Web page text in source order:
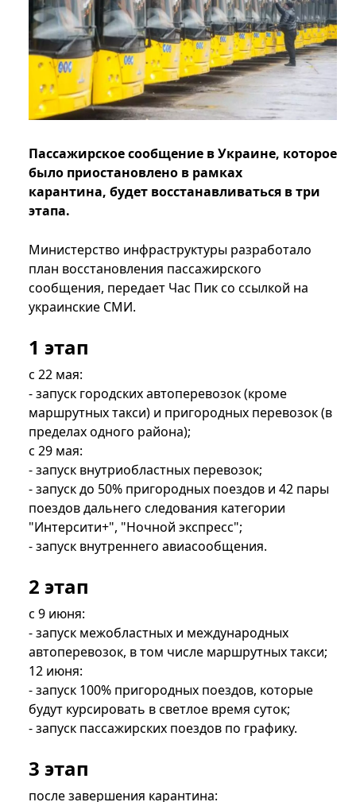
Пассажирское сообщение в Украине, которое
было приостановлено в рамках
карантина, будет восстанавливаться в три
этапа.
Министерство инфраструктуры разработало
план восстановления пассажирского
сообщения, передает Час Пик со ссылкой на
украинские СМИ.
1 этап
с 22 мая:
- запуск городских автоперевозок (кроме
маршрутных такси) и пригородных перевозок (в
пределах одного района);
с 29 мая:
- запуск внутриобластных перевозок;
- запуск до 50% пригородных поездов и 42 пары
поездов дальнего следования категории
"Интерсити+", "Ночной экспресс";
- запуск внутреннего авиасообщения.
2 этап
с 9 июня:
- запуск межобластных и международных
автоперевозок, в том числе маршрутных такси;
12 июня:
- запуск 100% пригородных поездов, которые
будут курсировать в светлое время суток;
- запуск пассажирских поездов по графику.
3 этап
после завершения карантина: